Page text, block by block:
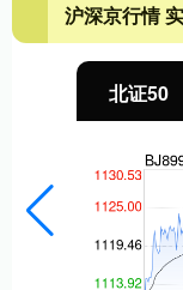
沪深京行情
北证50